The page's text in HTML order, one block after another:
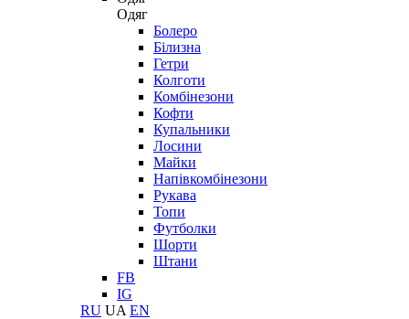
Одяг
Болеро
Білизна
Гетри
Колготи
Комбінезони
Кофти
Купальники
Лосини
Майки
Напівкомбінезони
Рукава
Топи
Футболки
Шорти
Штани
FB
IG
RU UA EN